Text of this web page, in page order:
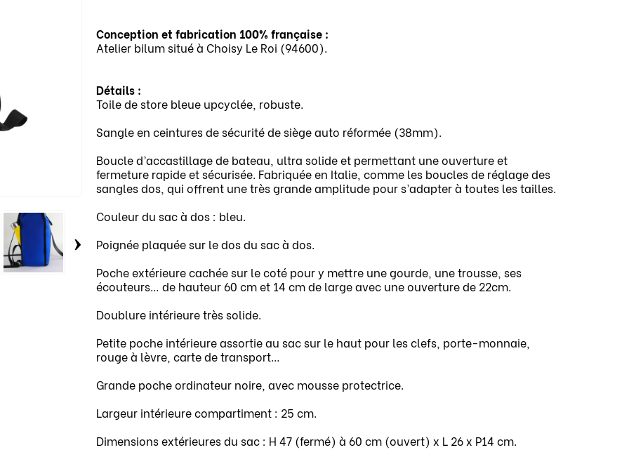
›
Conception et fabrication 100% française :
Atelier bilum situé à Choisy Le Roi (94600).
Détails :
Toile de store bleue upcyclée, robuste.
Sangle en ceintures de sécurité de siège auto réformée (38mm).
Boucle d’accastillage de bateau, ultra solide et permettant une ouverture et
fermeture rapide et sécurisée. Fabriquée en Italie, comme les boucles de réglage des
sangles dos, qui offrent une très grande amplitude pour s’adapter à toutes les tailles.
Couleur du sac à dos : bleu.
Poignée plaquée sur le dos du sac à dos.
Poche extérieure cachée sur le coté pour y mettre une gourde, une trousse, ses
écouteurs… de hauteur 60 cm et 14 cm de large avec une ouverture de 22cm.
Doublure intérieure très solide.
Petite poche intérieure assortie au sac sur le haut pour les clefs, porte-monnaie,
rouge à lèvre, carte de transport…
Grande poche ordinateur noire, avec mousse protectrice.
Largeur intérieure compartiment : 25 cm.
Dimensions extérieures du sac : H 47 (fermé) à 60 cm (ouvert) x L 26 x P14 cm.